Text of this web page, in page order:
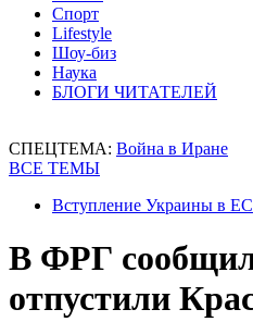
Спорт
Lifestyle
Шоу-биз
Наука
БЛОГИ ЧИТАТЕЛЕЙ
СПЕЦТЕМА: Война в Иране
ВСЕ ТЕМЫ
Вступление Украины в ЕС
В ФРГ
отпустили